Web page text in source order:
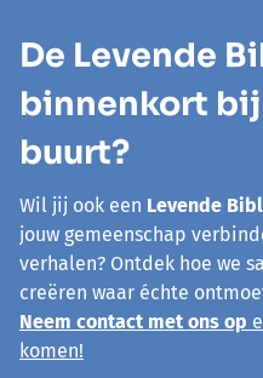
De Levende
binnenkort
buurt?
Wil jij ook een Levende
jouw gemeenschap
verhalen? Ontdek hoe we
creëren waar échte
Neem contact met ons op
komen!